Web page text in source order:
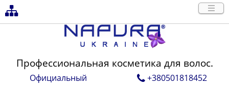
Профессиональная косметика для волос.
Официальный
+380501818452